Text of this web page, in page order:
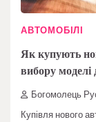
АВТОМОБІЛІ
Як купують
вибору моделі
Богомолець
Купівля нового